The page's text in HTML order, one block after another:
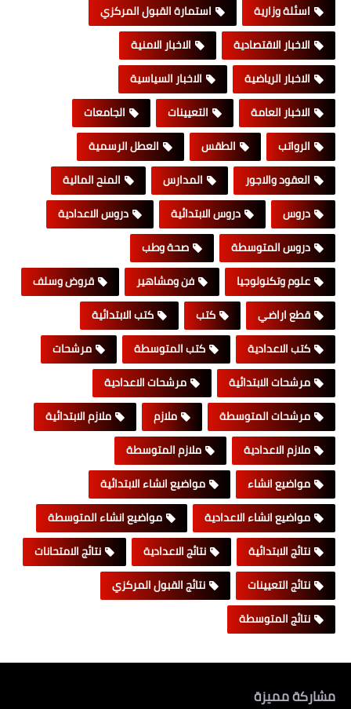
اسئلة وزارية
استمارة القبول المركزي
الاخبار الاقتصادية
الاخبار الامنية
الاخبار الرياضية
الاخبار السياسية
الاخبار العامة
التعيينات
الجامعات
الرواتب
الطقس
العطل الرسمية
العقود والاجور
المدارس
المنح المالية
دروس
دروس الابتدائية
دروس الاعدادية
دروس المتوسطة
صحة وطب
علوم وتكنولوجيا
فن ومشاهير
قروض وسلف
قطع اراضي
كتب
كتب الابتدائية
كتب الاعدادية
كتب المتوسطة
مرشحات
مرشحات الابتدائية
مرشحات الاعدادية
مرشحات المتوسطة
ملازم
ملازم الابتدائية
ملازم الاعدادية
ملازم المتوسطة
مواضيع انشاء
مواضيع انشاء الابتدائية
مواضيع انشاء الاعدادية
مواضيع انشاء المتوسطة
نتائج الابتدائية
نتائج الاعدادية
نتائج الامتحانات
نتائج التعيينات
نتائج القبول المركزي
نتائج المتوسطة
مشاركة مميزة